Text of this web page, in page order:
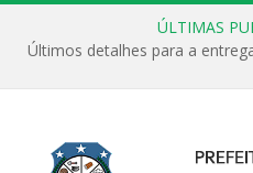
ÚLTIMAS